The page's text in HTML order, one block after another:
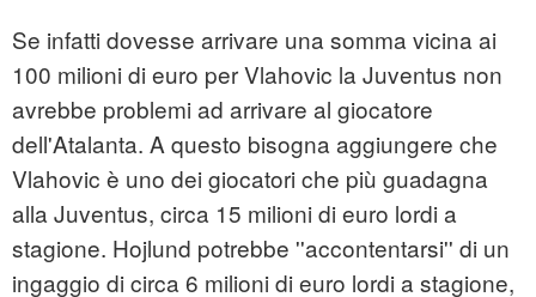
Se infatti dovesse arrivare una somma vicina ai
100 milioni di euro per Vlahovic la Juventus non
avrebbe problemi ad arrivare al giocatore
dell'Atalanta. A questo bisogna aggiungere che
Vlahovic è uno dei giocatori che più guadagna
alla Juventus, circa 15 milioni di euro lordi a
stagione. Hojlund potrebbe ''accontentarsi'' di un
ingaggio di circa 6 milioni di euro lordi a stagione,